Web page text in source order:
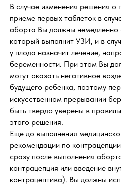
В случае изменения решения
приеме первых таблеток в
аборта Вы должны немедленно
который выполнит УЗИ, и в
у плода назначит лечение,
беременности. При этом Вы
могут оказать негативное
будущего ребенка, поэтому
искусственном прерывании
быть твердо уверены в
этого решения.
Еще до выполнения
рекомендации по
сразу после выполнения
контрацепция или введение
контрацептива). Вы должны